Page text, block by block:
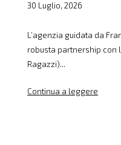
30 Luglio, 2026
L’agenzia guidata da
robusta partnership con
Ragazzi)...
Continua a leggere